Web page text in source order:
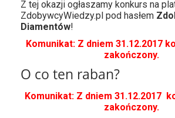
Z tej okazji ogłaszamy konkurs na
ZdobywcyWiedzy.pl pod hasłem
Diamentów!
Komunikat: Z dniem 31.12.2017
zakończony.
O co ten raban?
Komunikat: Z dniem 31.12.2017
zakończony.